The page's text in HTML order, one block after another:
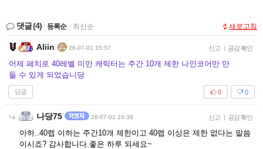
댓글(4) 등록순 최신순 새로고침
Aliin 26-07-01 15:57 신고 | 공감 확인
어제 패치로 40레벨 미만 캐릭터는 주간 10개 제한 나인코어만 만
들 수 있게 되었습니당
답글 0
0
나당75 26-07-01 16:39 신고 | 공감 확인
아하..40렙 이하는 주간10개 제한이고 40렙 이상은 제한 없다는 말씀
이시죠? 감사합니다.좋은 하루 되세요~